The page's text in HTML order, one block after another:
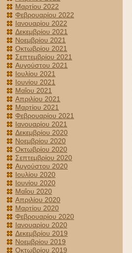
Μαρτίου 2022
Φεβρουαρίου 2022
Ιανουαρίου 2022
Δεκεμβρίου 2021
Νοεμβρίου 2021
Οκτωβρίου 2021
Σεπτεμβρίου 2021
Αυγούστου 2021
Ιουλίου 2021
Ιουνίου 2021
Μαΐου 2021
Απριλίου 2021
Μαρτίου 2021
Φεβρουαρίου 2021
Ιανουαρίου 2021
Δεκεμβρίου 2020
Νοεμβρίου 2020
Οκτωβρίου 2020
Σεπτεμβρίου 2020
Αυγούστου 2020
Ιουλίου 2020
Ιουνίου 2020
Μαΐου 2020
Απριλίου 2020
Μαρτίου 2020
Φεβρουαρίου 2020
Ιανουαρίου 2020
Δεκεμβρίου 2019
Νοεμβρίου 2019
Οκτωβρίου 2019